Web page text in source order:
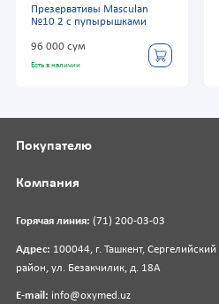
Презервативы Masculan
№10 2 с пупырышками
96 000 сум
Есть в наличии
Горячая линия: (71) 200-03-03
Адрес: 100044, г. Ташкент, Сергелийский
район, ул. Безакчилик, д. 18А
E-mail: info@oxymed.uz
Покупателю
Компания